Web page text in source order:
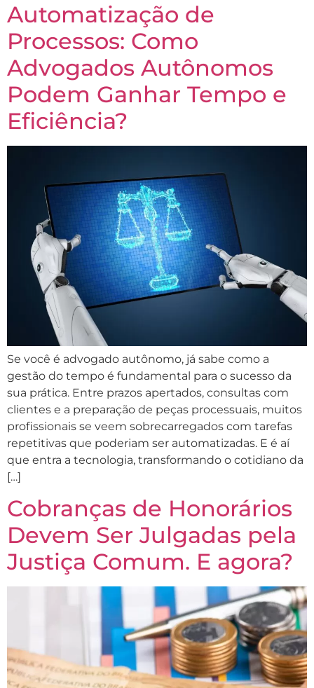
Automatização de
Processos: Como
Advogados Autônomos
Podem Ganhar Tempo e
Eficiência?
Se você é advogado autônomo, já sabe como a
gestão do tempo é fundamental para o sucesso da
sua prática. Entre prazos apertados, consultas com
clientes e a preparação de peças processuais, muitos
profissionais se veem sobrecarregados com tarefas
repetitivas que poderiam ser automatizadas. E é aí
que entra a tecnologia, transformando o cotidiano da
[…]
Cobranças de Honorários
Devem Ser Julgadas pela
Justiça Comum. E agora?